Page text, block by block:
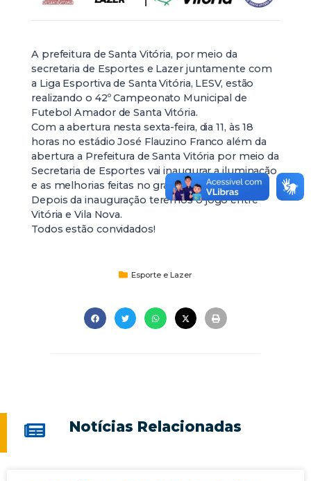
A prefeitura de Santa Vitória, por meio da
secretaria de Esportes e Lazer juntamente com
a Liga Esportiva de Santa Vitória, LESV, estão
realizando o 42º Campeonato Municipal de
Futebol Amador de Santa Vitória.
Com a abertura nesta sexta-feira, dia 11, às 18
horas no estádio José Flauzino Franco além da
abertura a Prefeitura de Santa Vitória por meio da
Secretaria de Esportes vai inaugurar a iluminação
e as melhorias feitas no gramado do estádio.
Depois da inauguração teremos o jogo entre
Vitória e Vila Nova.
Todos estão convidados!
Esporte e Lazer
Notícias Relacionadas